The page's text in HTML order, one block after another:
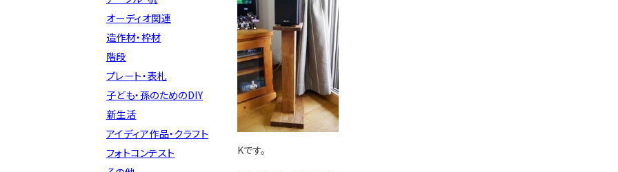
カット・加工・塗装
フルオーダー集成材(積層材)
2D/3D
イメージ
図面をお持ちの方へ
今すぐお見積もり依頼
関連商品
サンプルのご購入
カット・加工・塗装
フルオーダー集成材(積層材)
図面をお持ちの方へ
今すぐお見積もり依頼
関連商品
サンプルのご購入
カット・加工・塗装
フルオーダー集成材(積層材)
2D/3D
イメージ
図面をお持ちの方へ
今すぐお見積もり依頼
関連商品
サンプルのご購入
Kです。
オーディオ関連
造作材・枠材
階段
プレート・表札
子ども・孫のためのDIY
新生活
アイディア作品・クラフト
フォトコンテスト